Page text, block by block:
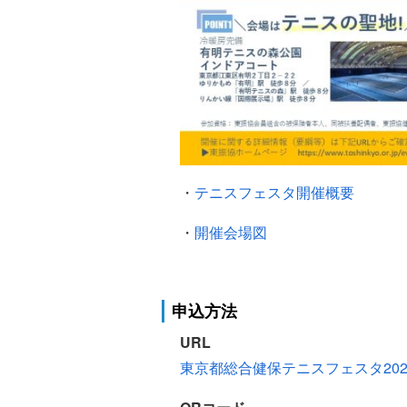
・ テニスフェスタ開催概要
・ 開催会場図
申込方法
URL
東京都総合健保テニスフェスタ